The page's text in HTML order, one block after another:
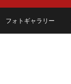
フォトギャラリー